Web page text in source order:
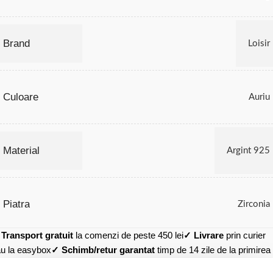
Brand Loisir
Culoare Auriu
Material Argint 925
Piatra Zirconia
Transport gratuit la comenzi de peste 450 lei✓ Livrare prin curier
la easybox✓ Schimb/retur garantat timp de 14 zile de la primirea